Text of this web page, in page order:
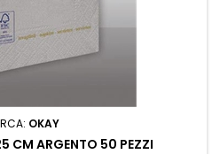
OKAY
CM ARGENTO 50 PEZZI